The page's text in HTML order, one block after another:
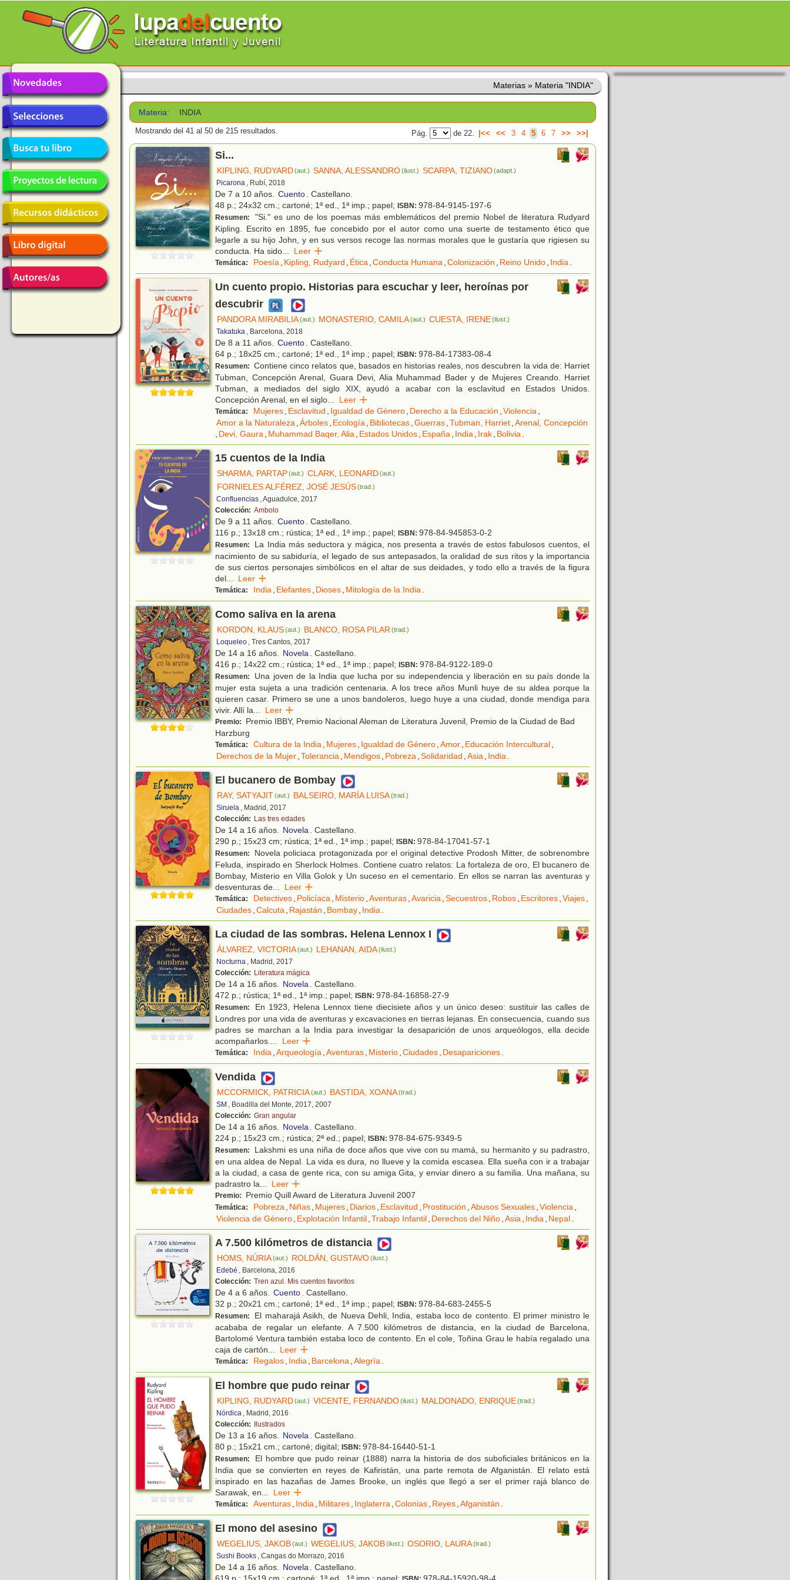
Materias » Materia "INDIA"
Materia: INDIA
Mostrando del 41 al 50 de 215 resultados. Pág. de 22. |<< << 3 4 5 6 7 >> >>|
Si...
KIPLING, RUDYARD(aut.) SANNA, ALESSANDRO(ilust.) SCARPA, TIZIANO (adapt.)
Picarona , Rubí, 2018
De 7 a 10 años. Cuento. Castellano.
48 p.; 24x32 cm.; cartoné; 1ª ed., 1ª imp.; papel; ISBN: 978-84-9145-197-6
Resumen:
"Si." es uno de los poemas más emblemáticos del premio Nobel de literatura Rudyard
Kipling. Escrito en 1895, fue concebido por el autor como una suerte de testamento ético que
legarle a su hijo John, y en sus versos recoge las normas morales que le gustaría que rigiesen su
conducta. Ha sido... Leer
Temática: Poesía, Kipling, Rudyard , Ética,Conducta Humana,Colonización , Reino Unido, India.
Un cuento propio. Historias para escuchar y leer, heroínas por
descubrir
PANDORA MIRABILIA(aut.) MONASTERIO, CAMILA(aut.) CUESTA, IRENE (ilust.)
Takatuka , Barcelona, 2018
De 8 a 11 años. Cuento. Castellano.
64 p.; 18x25 cm.; cartoné; 1ª ed., 1ª imp.; papel; ISBN: 978-84-17383-08-4
Resumen: Contiene cinco relatos que, basados en historias reales, nos descubren la vida de: Harriet
Tubman, Concepción Arenal, Guara Devi, Alia Muhammad Bader y de Mujeres Creando. Harriet
Tubman, a mediados del siglo XIX, ayudó a acabar con la esclavitud en Estados Unidos.
Concepción Arenal, en el siglo... Leer
Temática: Mujeres, Esclavitud , Igualdad de Género, Derecho a la Educación ,Violencia,
Amor a la Naturaleza,Árboles, Ecología, Bibliotecas,Guerras,Tubman, Harriet,Arenal, Concepción
, Devi, Gaura, Muhammad Baqer, Alia, Estados Unidos, España, India, Irak, Bolivia.
15 cuentos de la India
SHARMA, PARTAP(aut.) CLARK, LEONARD(aut.)
FORNIELES ALFÉREZ, JOSÉ JESÚS(trad.)
Confluencias , Aguadulce, 2017
Colección: Ambolo
De 9 a 11 años. Cuento. Castellano.
116 p.; 13x18 cm.; rústica; 1ª ed., 1ª imp.; papel; ISBN: 978-84-945853-0-2
Resumen:
La India más seductora y mágica, nos presenta a través de estos fabulosos cuentos, el
nacimiento de su sabiduría, el legado de sus antepasados, la oralidad de sus ritos y la importancia
de sus ciertos personajes simbólicos en el altar de sus deidades, y todo ello a través de la figura
del... Leer
Temática: India, Elefantes, Dioses, Mitología de la India.
Como saliva en la arena
KORDON, KLAUS(aut.) BLANCO, ROSA PILAR(trad.)
Loqueleo , Tres Cantos, 2017
De 14 a 16 años. Novela. Castellano.
416 p.; 14x22 cm.; rústica; 1ª ed., 1ª imp.; papel; ISBN: 978-84-9122-189-0
Resumen:
Una joven de la India que lucha por su independencia y liberación en su país donde la
mujer esta sujeta a una tradición centenaria. A los trece años Munli huye de su aldea porque la
quieren casar. Primero se une a unos bandoleros, luego huye a una ciudad, donde mendiga para
vivir. Allí la... Leer
Premio:
Premio IBBY, Premio Nacional Aleman de Literatura Juvenil, Premio de la Ciudad de Bad
Harzburg
Temática: Cultura de la India, Mujeres, Igualdad de Género,Amor, Educación Intercultural,
Derechos de la Mujer,Tolerancia, Mendigos, Pobreza,Solidaridad ,Asia, India.
El bucanero de Bombay
RAY, SATYAJIT(aut.) BALSEIRO, MARÍA LUISA(trad.)
Siruela , Madrid, 2017
Colección: Las tres edades
De 14 a 16 años. Novela. Castellano.
290 p.; 15x23 cm; rústica; 1ª ed., 1ª imp.; papel; ISBN: 978-84-17041-57-1
Resumen:
Novela policiaca protagonizada por el original detective Prodosh Mitter, de sobrenombre
Feluda, inspirado en Sherlock Holmes. Contiene cuatro relatos: La fortaleza de oro, El bucanero de
Bombay, Misterio en Villa Golok y Un suceso en el cementario. En ellos se narran las aventuras y
desventuras de... Leer
Temática: Detectives, Policíaca, Misterio,Aventuras,Avaricia,Secuestros, Robos, Escritores,Viajes,
Ciudades,Calcuta, Rajastán , Bombay, India.
La ciudad de las sombras. Helena Lennox I
ÁLVAREZ, VICTORIA(aut.) LEHANAN, AIDA(ilust.)
Nocturna , Madrid, 2017
Colección: Literatura mágica
De 14 a 16 años. Novela. Castellano.
472 p.; rústica; 1ª ed., 1ª imp.; papel; ISBN: 978-84-16858-27-9
Resumen:
En 1923, Helena Lennox tiene diecisiete años y un único deseo: sustituir las calles de
Londres por una vida de aventuras y excavaciones en tierras lejanas. En consecuencia, cuando sus
padres se marchan a la India para investigar la desaparición de unos arqueólogos, ella decide
acompañarlos.... Leer
Temática: India,Arqueología,Aventuras, Misterio,Ciudades, Desapariciones.
Vendida
MCCORMICK, PATRICIA(aut.) BASTIDA, XOANA(trad.)
SM , Boadilla del Monte, 2017, 2007
Colección: Gran angular
De 14 a 16 años. Novela. Castellano.
224 p.; 15x23 cm.; rústica; 2ª ed.; papel; ISBN: 978-84-675-9349-5
Resumen:
Lakshmi es una niña de doce años que vive con su mamá, su hermanito y su padrastro,
en una aldea de Nepal. La vida es dura, no llueve y la comida escasea. Ella sueña con ir a trabajar
a la ciudad, a casa de gente rica, con su amiga Gita, y enviar dinero a su familia. Una mañana, su
padrastro la... Leer
Premio: Premio Quill Award de Literatura Juvenil 2007
Temática: Pobreza, Niñas, Mujeres, Diarios, Esclavitud , Prostitución ,Abusos Sexuales,Violencia,
Violencia de Género, Explotación Infantil,Trabajo Infantil, Derechos del Niño,Asia, India, Nepal.
A 7.500 kilómetros de distancia
HOMS, NÚRIA(aut.) ROLDÁN, GUSTAVO(ilust.)
Edebé , Barcelona, 2016
Colección: Tren azul. Mis cuentos favoritos
De 4 a 6 años. Cuento. Castellano.
32 p.; 20x21 cm.; cartoné; 1ª ed., 1ª imp.; papel; ISBN: 978-84-683-2455-5
Resumen:
El maharajá Asikh, de Nueva Dehli, India, estaba loco de contento. El primer ministro le
acababa de regalar un elefante. A 7.500 kilómetros de distancia, en la ciudad de Barcelona,
Bartolomé Ventura también estaba loco de contento. En el cole, Toñina Grau le había regalado una
caja de cartón... Leer
Temática: Regalos, India, Barcelona,Alegría.
El hombre que pudo reinar
KIPLING, RUDYARD(aut.) VICENTE, FERNANDO(ilust.) MALDONADO, ENRIQUE (trad.)
Nórdica , Madrid, 2016
Colección:
Ilustrados
De 13 a 16 años. Novela. Castellano.
80 p.; 15x21 cm.; cartoné; digital; ISBN: 978-84-16440-51-1
Resumen:
El hombre que pudo reinar (1888) narra la historia de dos suboficiales británicos en la
India que se convierten en reyes de Kafiristán, una parte remota de Afganistán. El relato está
inspirado en las hazañas de James Brooke, un inglés que llegó a ser el primer rajá blanco de
Sarawak, en... Leer
Temática: Aventuras, India, Militares, Inglaterra,Colonias, Reyes,Afganistán .
El mono del asesino
WEGELIUS, JAKOB(aut.) WEGELIUS, JAKOB(ilust.) OSORIO, LAURA(trad.)
Sushi Books , Cangas do Morrazo, 2016
De 14 a 16 años. Novela. Castellano.